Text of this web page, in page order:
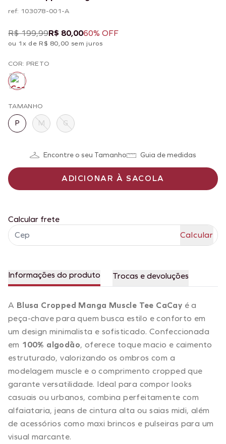
ref: 103078-001-A
R$ 199,99R$ 80,0060% OFF
ou 1x de R$ 80,00 sem juros
COR: PRETO
TAMANHO
P M G
Encontre o seu Tamanho Guia de medidas
ADICIONAR À SACOLA
Calcular frete
Informações do produto Trocas e devoluções
A Blusa Cropped Manga Muscle Tee CaCay é a
peça-chave para quem busca estilo e conforto em
um design minimalista e sofisticado. Confeccionada
em 100% algodão, oferece toque macio e caimento
estruturado, valorizando os ombros com a
modelagem muscle e o comprimento cropped que
garante versatilidade. Ideal para compor looks
casuais ou urbanos, combina perfeitamente com
alfaiataria, jeans de cintura alta ou saias midi, além
de acessórios como maxi brincos e pulseiras para um
visual marcante.